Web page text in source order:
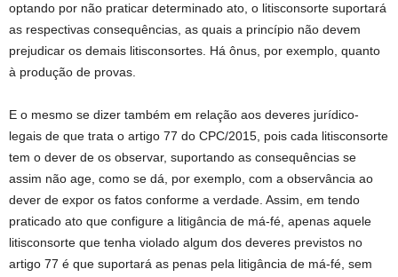
optando por não praticar determinado ato, o litisconsorte suportará
as respectivas consequências, as quais a princípio não devem
prejudicar os demais litisconsortes. Há ônus, por exemplo, quanto
à produção de provas.
E o mesmo se dizer também em relação aos deveres jurídico-
legais de que trata o artigo 77 do CPC/2015, pois cada litisconsorte
tem o dever de os observar, suportando as consequências se
assim não age, como se dá, por exemplo, com a observância ao
dever de expor os fatos conforme a verdade. Assim, em tendo
praticado ato que configure a litigância de má-fé, apenas aquele
litisconsorte que tenha violado algum dos deveres previstos no
artigo 77 é que suportará as penas pela litigância de má-fé, sem